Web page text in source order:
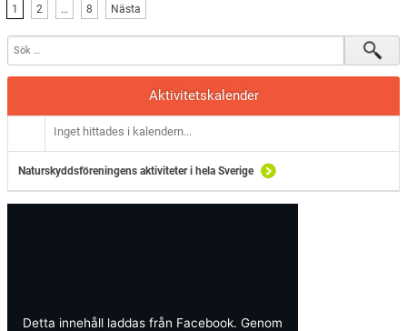
1 2 … 8 Nästa
Aktivitetskalender
Inget hittades i kalendern...
Naturskyddsföreningens aktiviteter i hela Sverige
Detta innehåll laddas från Facebook. Genom